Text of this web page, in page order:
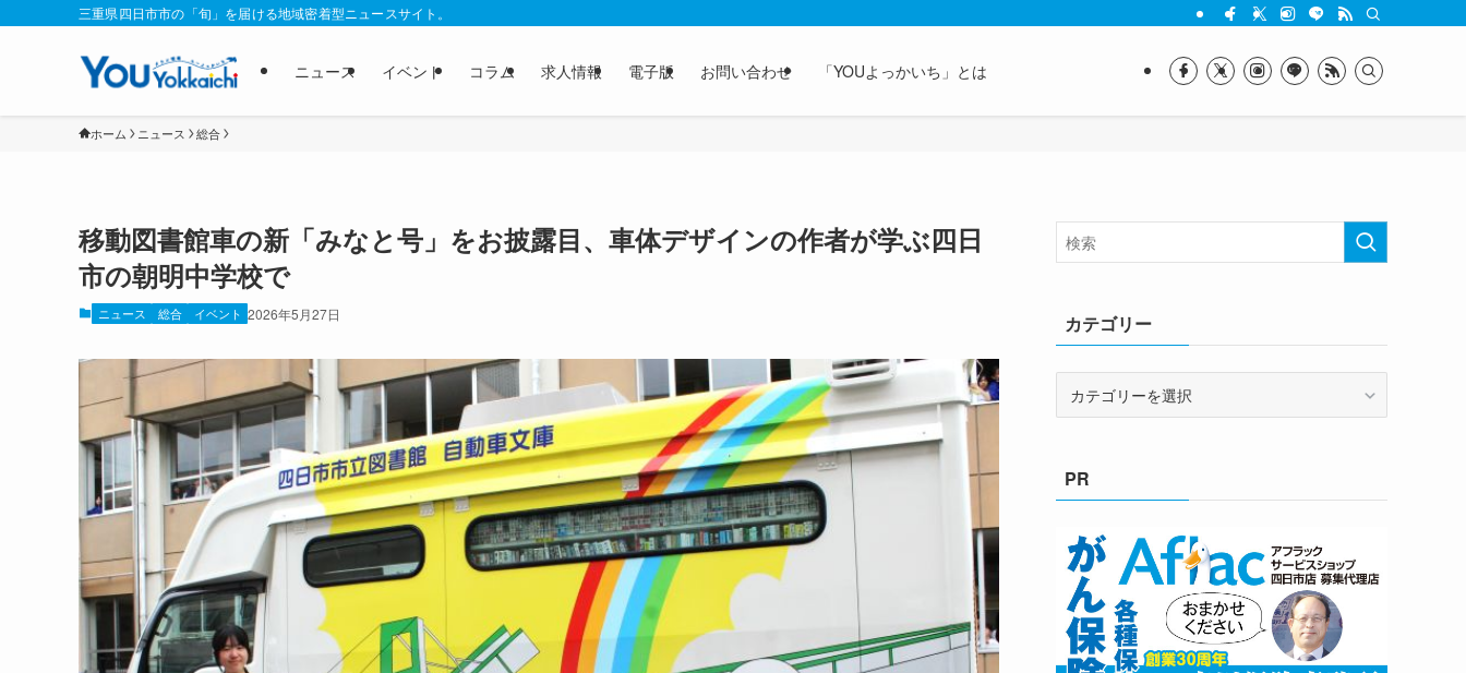
三重県四日市市の「旬」を届ける地域密着型ニュースサイト。
ニュース イベント コラム 求人情報 電子版 お問い合わせ 「YOUよっかいち」とは
ホーム ニュース 総合
移動図書館車の新「みなと号」をお披露目、車体デザインの作者が学ぶ四日
市の朝明中学校で
ニュース 総合 イベント 2026年5月27日 カテゴリー
ーPR